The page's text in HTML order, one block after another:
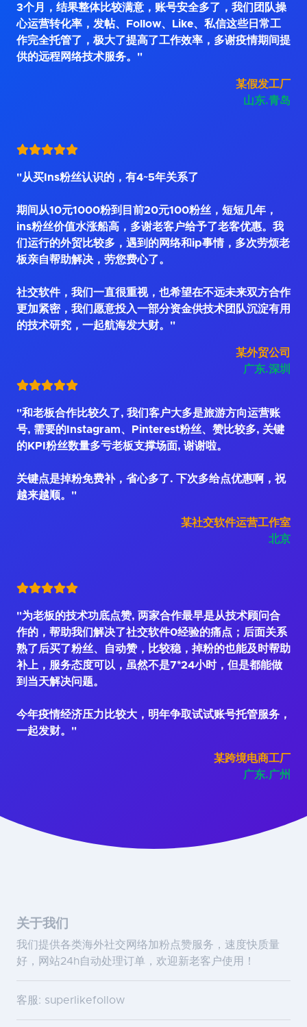
3个月，结果整体比较满意，账号安全多了，我们团队操
心运营转化率，发帖、Follow、Like、私信这些日常工
作完全托管了，极大了提高了工作效率，多谢疫情期间提
供的远程网络技术服务。"
某假发工厂
山东.青岛
"从买Ins粉丝认识的，有4~5年关系了
期间从10元1000粉到目前20元100粉丝，短短几年，
ins粉丝价值水涨船高，多谢老客户给予了老客优惠。我
们运行的外贸比较多，遇到的网络和ip事情，多次劳烦老
板亲自帮助解决，劳您费心了。
社交软件，我们一直很重视，也希望在不远未来双方合作
更加紧密，我们愿意投入一部分资金供技术团队沉淀有用
的技术研究，一起航海发大财。"
某外贸公司
广东.深圳
"和老板合作比较久了, 我们客户大多是旅游方向运营账
号, 需要的Instagram、Pinterest粉丝、赞比较多, 关键
的KPI粉丝数量多亏老板支撑场面, 谢谢啦。
关键点是掉粉免费补，省心多了. 下次多给点优惠啊，祝
越来越顺。"
某社交软件运营工作室
北京
"为老板的技术功底点赞, 两家合作最早是从技术顾问合
作的，帮助我们解决了社交软件0经验的痛点；后面关系
熟了后买了粉丝、自动赞，比较稳，掉粉的也能及时帮助
补上，服务态度可以，虽然不是7*24小时，但是都能做
到当天解决问题。
今年疫情经济压力比较大，明年争取试试账号托管服务，
一起发财。"
某跨境电商工厂
广东.广州
关于我们
我们提供各类海外社交网络加粉点赞服务，速度快质量
好，网站24h自动处理订单，欢迎新老客户使用！
客服: superlikefollow